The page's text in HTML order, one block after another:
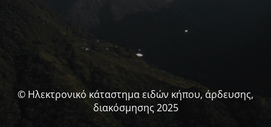
© Ηλεκτρονικό κάταστημα ειδών κήπου, άρδευσης,
διακόσμησης 2025